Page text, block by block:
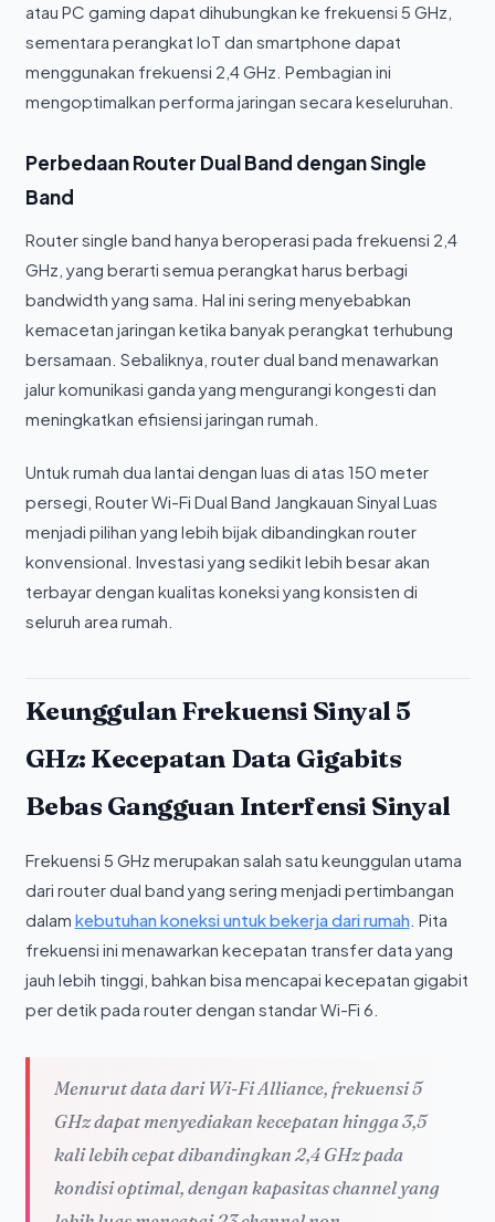
atau PC gaming dapat dihubungkan ke frekuensi 5 GHz,
sementara perangkat IoT dan smartphone dapat
menggunakan frekuensi 2,4 GHz. Pembagian ini
mengoptimalkan performa jaringan secara keseluruhan.
Perbedaan Router Dual Band dengan Single
Band
Router single band hanya beroperasi pada frekuensi 2,4
GHz, yang berarti semua perangkat harus berbagi
bandwidth yang sama. Hal ini sering menyebabkan
kemacetan jaringan ketika banyak perangkat terhubung
bersamaan. Sebaliknya, router dual band menawarkan
jalur komunikasi ganda yang mengurangi kongesti dan
meningkatkan efisiensi jaringan rumah.
Untuk rumah dua lantai dengan luas di atas 150 meter
persegi, Router Wi-Fi Dual Band Jangkauan Sinyal Luas
menjadi pilihan yang lebih bijak dibandingkan router
konvensional. Investasi yang sedikit lebih besar akan
terbayar dengan kualitas koneksi yang konsisten di
seluruh area rumah.
Keunggulan Frekuensi Sinyal 5
GHz: Kecepatan Data Gigabits
Bebas Gangguan Interfensi Sinyal
Frekuensi 5 GHz merupakan salah satu keunggulan utama
dari router dual band yang sering menjadi pertimbangan
dalam kebutuhan koneksi untuk bekerja dari rumah. Pita
frekuensi ini menawarkan kecepatan transfer data yang
jauh lebih tinggi, bahkan bisa mencapai kecepatan gigabit
per detik pada router dengan standar Wi-Fi 6.
Menurut data dari Wi-Fi Alliance, frekuensi 5
GHz dapat menyediakan kecepatan hingga 3,5
kali lebih cepat dibandingkan 2,4 GHz pada
kondisi optimal, dengan kapasitas channel yang